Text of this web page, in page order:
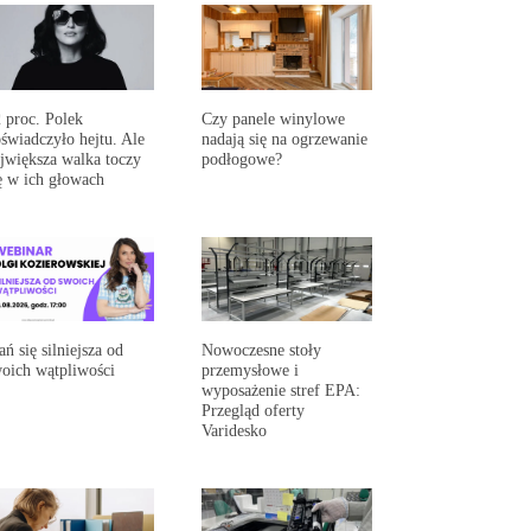
proc. Polek
hejtu. Ale
walka toczy
w ich głowach
Czy panele winylowe
nadają się na ogrzewanie
podłogowe?
się silniejsza od
wątpliwości
Nowoczesne stoły
przemysłowe i
wyposażenie stref EPA:
Przegląd oferty
Varidesko